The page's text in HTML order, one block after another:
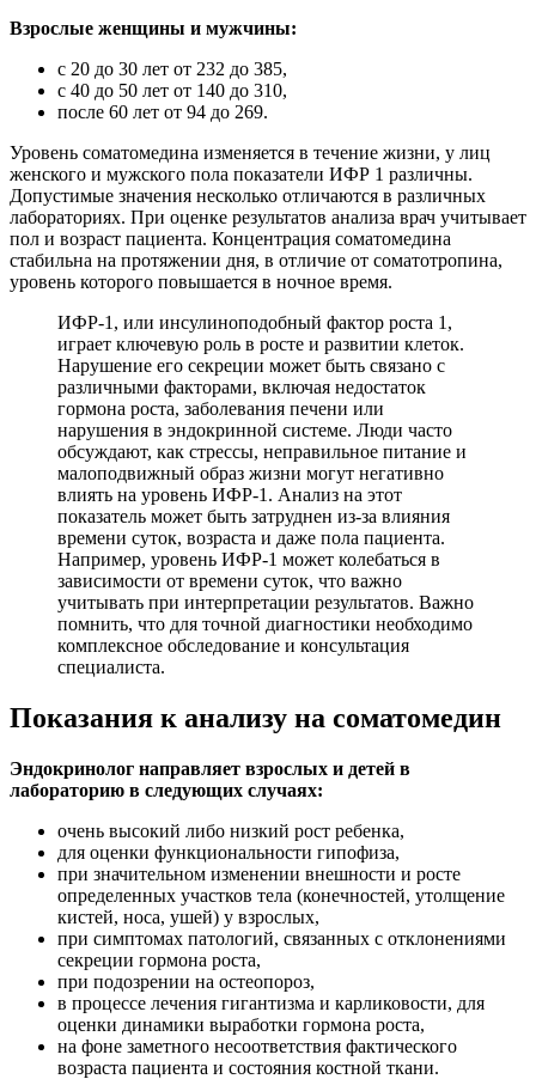
Взрослые женщины и мужчины:
с 20 до 30 лет от 232 до 385,
с 40 до 50 лет от 140 до 310,
после 60 лет от 94 до 269.
Уровень соматомедина изменяется в течение жизни, у лиц
женского и мужского пола показатели ИФР 1 различны.
Допустимые значения несколько отличаются в различных
лабораториях. При оценке результатов анализа врач учитывает
пол и возраст пациента. Концентрация соматомедина
стабильна на протяжении дня, в отличие от соматотропина,
уровень которого повышается в ночное время.
ИФР-1, или инсулиноподобный фактор роста 1,
играет ключевую роль в росте и развитии клеток.
Нарушение его секреции может быть связано с
различными факторами, включая недостаток
гормона роста, заболевания печени или
нарушения в эндокринной системе. Люди часто
обсуждают, как стрессы, неправильное питание и
малоподвижный образ жизни могут негативно
влиять на уровень ИФР-1. Анализ на этот
показатель может быть затруднен из-за влияния
времени суток, возраста и даже пола пациента.
Например, уровень ИФР-1 может колебаться в
зависимости от времени суток, что важно
учитывать при интерпретации результатов. Важно
помнить, что для точной диагностики необходимо
комплексное обследование и консультация
специалиста.
Показания к анализу на соматомедин
Эндокринолог направляет взрослых и детей в
лабораторию в следующих случаях:
очень высокий либо низкий рост ребенка,
для оценки функциональности гипофиза,
при значительном изменении внешности и росте
определенных участков тела (конечностей, утолщение
кистей, носа, ушей) у взрослых,
при симптомах патологий, связанных с отклонениями
секреции гормона роста,
при подозрении на остеопороз,
в процессе лечения гигантизма и карликовости, для
оценки динамики выработки гормона роста,
на фоне заметного несоответствия фактического
возраста пациента и состояния костной ткани.